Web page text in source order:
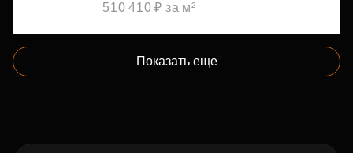
510 410 ₽ за м²
Показать еще